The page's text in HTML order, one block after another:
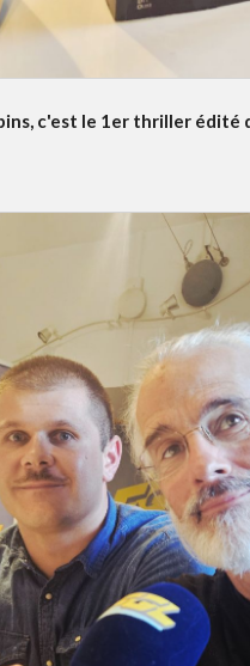
c'est le 1er thriller édité